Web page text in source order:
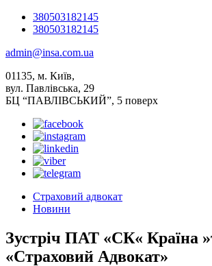
380503182145
380503182145
admin@insa.com.ua
01135, м. Київ,
вул. Павлівська, 29
БЦ “ПАВЛІВСЬКИЙ”, 5 поверх
Страховий адвокат
Новини
Зустріч ПАТ «СК« Країна
«Страховий Адвокат»